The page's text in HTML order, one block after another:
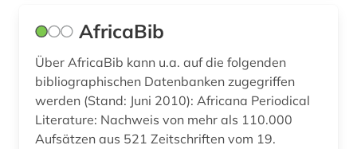
diasporastudien (1)
dienstleistung (3)
digital database (1)
digitalisat (1)
AfricaBib
Über AfricaBib kann u.a. auf die folgenden
bibliographischen Datenbanken zugegriffen
werden (Stand: Juni 2010): Africana Periodical
Literature: Nachweis von mehr als 110.000
Aufsätzen aus 521 Zeitschriften vom 19.